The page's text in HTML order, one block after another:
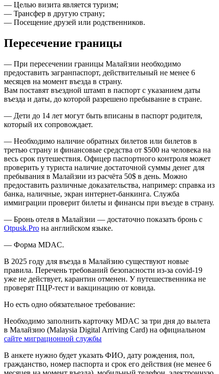
— Целью визита является туризм;
— Трансфер в другую страну;
— Посещение друзей или родственников.
Пересечение границы
— При пересечении границы Малайзии необходимо
предоставить загранпаспорт, действительный не менее 6
месяцев на момент въезда в страну.
Вам поставят въездной штамп в паспорт с указанием даты
въезда и даты, до которой разрешено пребывание в стране.
— Дети до 14 лет могут быть вписаны в паспорт родителя,
который их сопровождает.
— Необходимо наличие обратных билетов или билетов в
третью страну и финансовые средства от $500 на человека на
весь срок путешествия. Офицер паспортного контроля может
проверить у туриста наличие достаточной суммы денег для
пребывания в Малайзии из расчёта 50$ в день. Можно
предоставить различные доказательства, например: справка из
банка, наличные, экран интернет-банкинга. Служба
иммиграции проверит билеты и финансы при въезде в страну.
— Бронь отеля в Малайзии — достаточно показать бронь с
Otpusk.Pro на английском языке.
— Форма MDAC.
В 2025 году для въезда в Малайзию существуют новые
правила. Перечень требований безопасности из-за covid-19
уже не действует, карантин отменен. У путешественника не
проверят ПЦР-тест и вакцинацию от ковида.
Но есть одно обязательное требование:
Необходимо заполнить карточку MDAC за три дня до вылета
в Малайзию (Malaysia Digital Arriving Card) на официальном
сайте миграционной службы
В анкете нужно будет указать ФИО, дату рождения, пол,
гражданство, номер паспорта и срок его действия (не менее 6